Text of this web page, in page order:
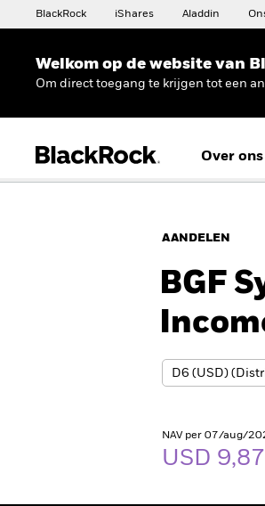
BlackRock iShares Aladdin
Welkom op de website van
Om direct toegang te krijgen tot een
Over ons
AANDELEN
BGF
NAV per 07/aug/
USD 9,87